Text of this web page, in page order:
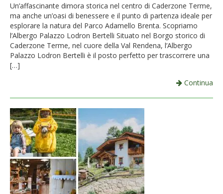
Un’affascinante dimora storica nel centro di Caderzone Terme,
ma anche un’oasi di benessere e il punto di partenza ideale per
esplorare la natura del Parco Adamello Brenta. Scopriamo
l’Albergo Palazzo Lodron Bertelli Situato nel Borgo storico di
Caderzone Terme, nel cuore della Val Rendena, l’Albergo
Palazzo Lodron Bertelli è il posto perfetto per trascorrere una
[…]
Continua